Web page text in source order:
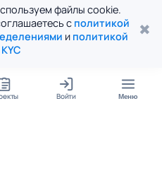
файлы cookie.
с политикой
и политикой
✖
Войти Меню